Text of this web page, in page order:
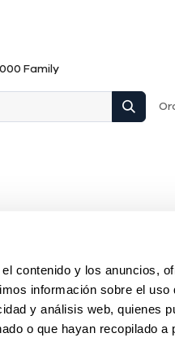
contenido y los anuncios,
información sobre el uso
y análisis web, quienes
o que hayan recopilado a
Family